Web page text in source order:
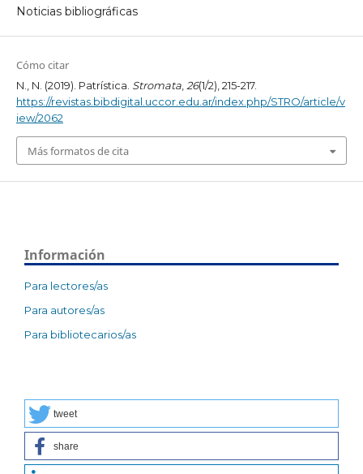
Noticias bibliográficas
Cómo citar
N., N. (2019). Patrística. Stromata,26(1/2), 215-217.
https://revistas.bibdigital.uccor.edu.ar/index.php/STRO/article/v
iew/2062
Más formatos de cita
Información
Para lectores/as
Para autores/as
Para bibliotecarios/as
tweet
share